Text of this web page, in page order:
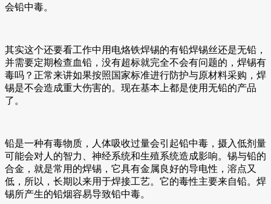
会铅中毒。
其实这个还要看工作中用电烙铁焊锡的有铅焊锡丝还是无铅，
并需要定期检查血铅，没有超标就完全不会有问题的，焊锡有
毒吗？正常来讲如果按照国家标准进行防护与原材料采购，焊
锡是不会造成重大伤害的。现在基本上都是使用无铅的产品
了。
铅是一种有毒物质，人体吸收过量会引起铅中毒，摄入低剂量
可能会对人的智力、神经系统和生殖系统造成影响。锡与铅的
合金，就是常用的焊锡，它具有金属良好的导电性，溶点又
低，所以，长期以来用于焊接工艺。它的毒性主要来自铅。焊
锡所产生的铅烟容易导致铅中毒。